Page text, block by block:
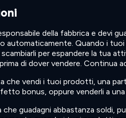
della fabbrica e devi
automaticamente. Quando i
per espandere la tua
di dover vendere. Continua
che vendi i tuoi prodotti, una
bonus, oppure venderli a
che guadagni abbastanza soldi,